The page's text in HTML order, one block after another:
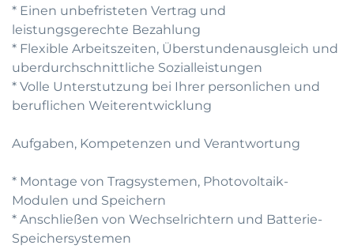
* Einen unbefristeten Vertrag und
leistungsgerechte Bezahlung
* Flexible Arbeitszeiten, Überstundenausgleich und
uberdurchschnittliche Sozialleistungen
* Volle Unterstutzung bei Ihrer personlichen und
beruflichen Weiterentwicklung
Aufgaben, Kompetenzen und Verantwortung
* Montage von Tragsystemen, Photovoltaik-
Modulen und Speichern
* Anschließen von Wechselrichtern und Batterie-
Speichersystemen